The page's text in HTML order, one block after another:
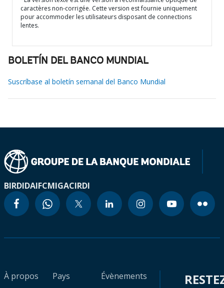
caractères non-corrigée. Cette version est fournie uniquement
pour accommoder les utilisateurs disposant de connections
lentes.
BOLETÍN DEL BANCO MUNDIAL
Suscríbase al boletín semanal del Banco Mundial
BIRDIDAIFCMIGACIRDI
À propos
Pays
Évènements